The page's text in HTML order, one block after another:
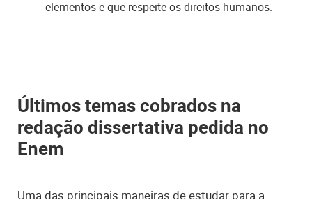
elementos e que respeite os direitos humanos.
Últimos temas cobrados na
redação dissertativa pedida no
Enem
Uma das principais maneiras de estudar para a